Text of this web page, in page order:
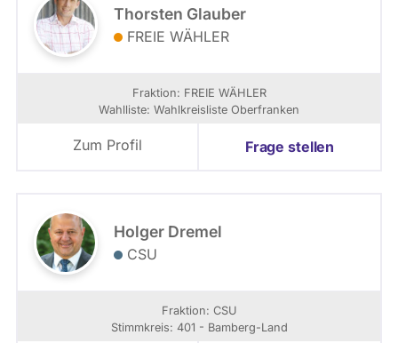
Thorsten Glauber
FREIE WÄHLER
Fraktion: FREIE WÄHLER
Wahlliste: Wahlkreisliste Oberfranken
Zum Profil Frage stellen
Holger Dremel
CSU
Fraktion: CSU
Stimmkreis: 401 - Bamberg-Land